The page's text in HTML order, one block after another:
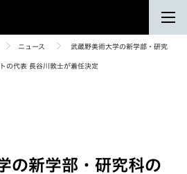
ニュース 武蔵野美術大学の新学部・研究
の代表 長谷川敦士が着任決定
の新学部・研究科の